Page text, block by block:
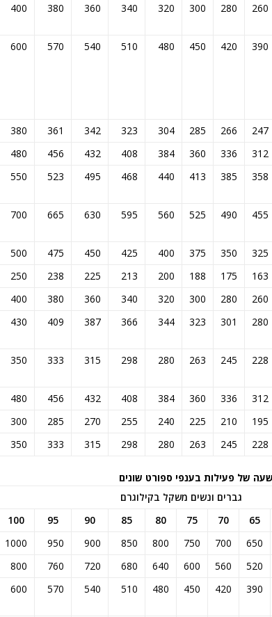
260
280
300
320
340
360
380
400
390
420
450
480
510
540
570
600
247
266
285
304
323
342
361
380
312
336
360
384
408
432
456
480
358
385
413
440
468
495
523
550
455
490
525
560
595
630
665
700
325
350
375
400
425
450
475
500
163
175
188
200
213
225
238
250
260
280
300
320
340
360
380
400
280
301
323
344
366
387
409
430
228
245
263
280
298
315
333
350
312
336
360
384
408
432
456
480
195
210
225
240
255
270
285
300
228
245
263
280
298
315
333
350
של פעילות בענפי ספורט שונים
גברים ונשים משקל בקילוגרם
65
70
75
80
85
90
95
100
650
700
750
800
850
900
950
1000
520
560
600
640
680
720
760
800
390
420
450
480
510
540
570
600